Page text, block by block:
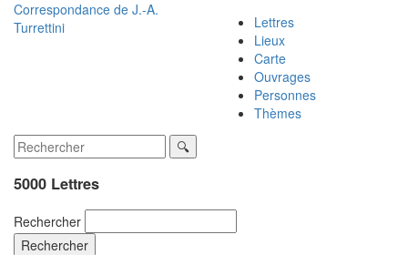
Correspondance de J.-A.
Turrettini
Lettres
Lieux
Carte
Ouvrages
Personnes
Thèmes
5000 Lettres
Rechercher
Rechercher